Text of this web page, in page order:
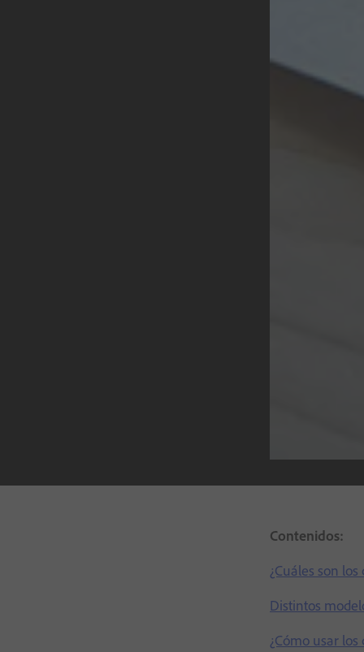
Contenidos:
¿Cuáles son
Distintos
¿Cómo usar